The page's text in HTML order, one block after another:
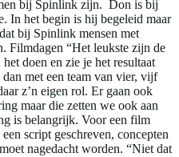
bij Spinlink zijn. Don is bij
In het begin is hij begeleid maar
bij Spinlink mensen met
Filmdagen “Het leukste zijn de
doen en zie je het resultaat
met een team van vier, vijf
z’n eigen rol. Er gaan ook
maar die zetten we ook aan
is belangrijk. Voor een film
script geschreven, concepten
nagedacht worden. “Niet dat